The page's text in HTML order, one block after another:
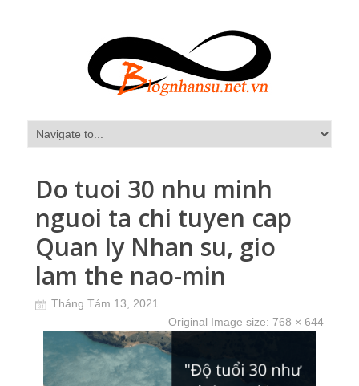
Do tuoi 30 nhu minh
nguoi ta chi tuyen cap
Quan ly Nhan su, gio
lam the nao-min
Tháng Tám 13, 2021
Original Image size: 768 × 644